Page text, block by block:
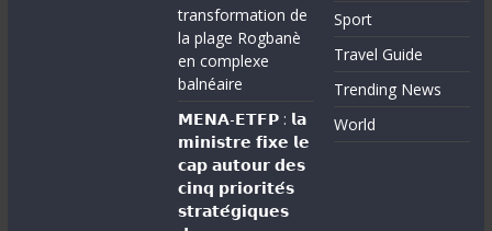
transformation de
la plage Rogbanè
en complexe
balnéaire
𝗠𝗘𝗡𝗔-𝗘𝗧𝗙𝗣 : 𝗹𝗮
𝗺𝗶𝗻𝗶𝘀𝘁𝗿𝗲 𝗳𝗶𝘅𝗲 𝗹𝗲
𝗰𝗮𝗽 𝗮𝘂𝘁𝗼𝘂𝗿 𝗱𝗲𝘀
𝗰𝗶𝗻𝗾 𝗽𝗿𝗶𝗼𝗿𝗶𝘁𝗲́𝘀
𝘀𝘁𝗿𝗮𝘁𝗲́𝗴𝗶𝗾𝘂𝗲𝘀
Sport
Travel Guide
Trending News
World